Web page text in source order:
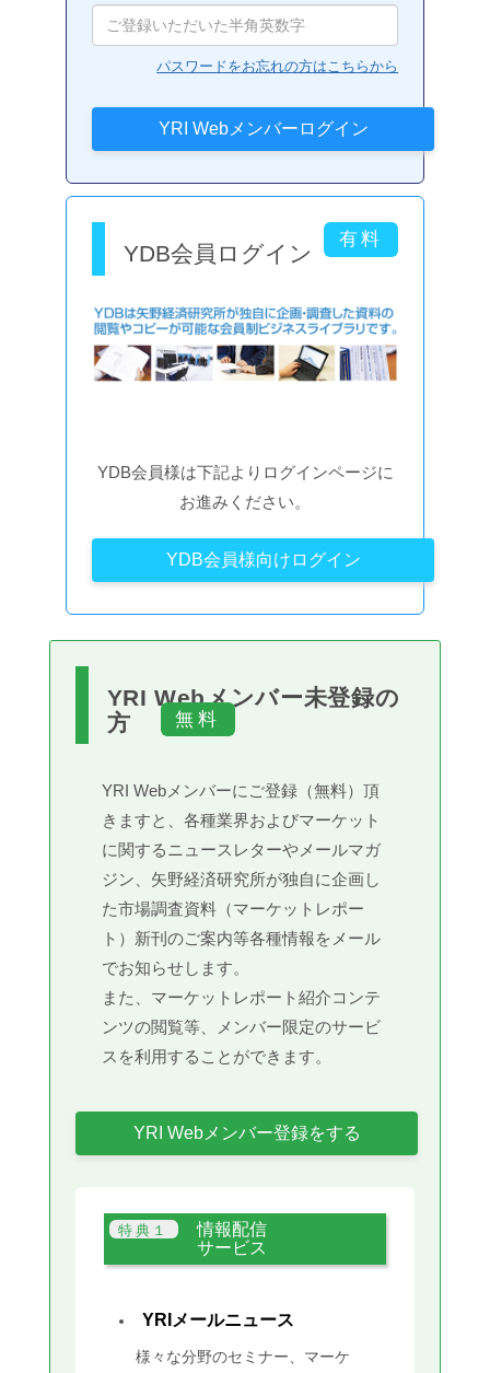
パスワードをお忘れの方はこちらから
YDB会員ログイン
YDB会員様は下記よりログインページに
お進みください。
YDB会員様向けログイン
YRI Webメンバー未登録の
方
YRI Webメンバーにご登録（無料）頂
きますと、各種業界およびマーケット
に関するニュースレターやメールマガ
ジン、矢野経済研究所が独自に企画し
た市場調査資料（マーケットレポー
ト）新刊のご案内等各種情報をメール
でお知らせします。
また、マーケットレポート紹介コンテ
ンツの閲覧等、メンバー限定のサービ
スを利用することができます。
YRI Webメンバー登録をする
情報配信
サービス
YRIメールニュース
様々な分野のセミナー、マーケ